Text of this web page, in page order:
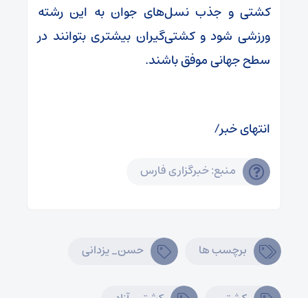
کشتی و جذب نسل‌های جوان به این رشته
ورزشی شود و کشتی‌گیران بیشتری بتوانند در
سطح جهانی موفق باشند.
انتهای خبر/
منبع: خبرگزاری فارس
برچسب ها حسن_ یزدانی